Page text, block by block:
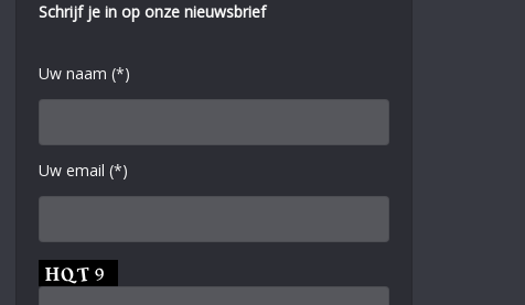
Schrijf je in op onze nieuwsbrief
Uw naam (*)
Uw email (*)